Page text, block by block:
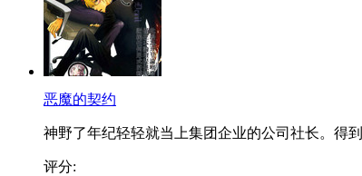
恶魔的契约
神野了年纪轻轻就当上集团企业的公司社长。得
评分: